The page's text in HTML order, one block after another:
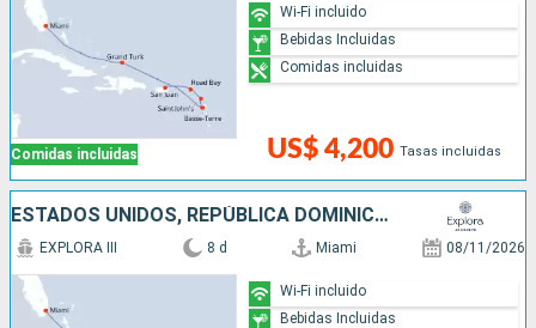
Comidas incluidas US$ 4,200 Tasas incluidas
Wi-Fi incluido
Bebidas Incluidas
Comidas incluidas
ESTADOS UNIDOS, REPÚBLICA DOMINICANA, FRANCIA, PUERTO RICO
EXPLORA III 8 d Miami 08/11/2026
Wi-Fi incluido
Bebidas Incluidas